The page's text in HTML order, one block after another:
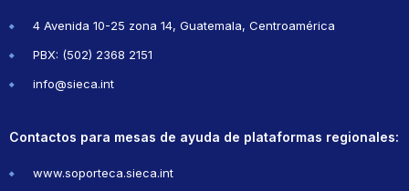
4 Avenida 10-25 zona 14, Guatemala, Centroamérica
PBX: (502) 2368 2151
info@sieca.int
Contactos para mesas de ayuda de plataformas regionales:
www.soporteca.sieca.int